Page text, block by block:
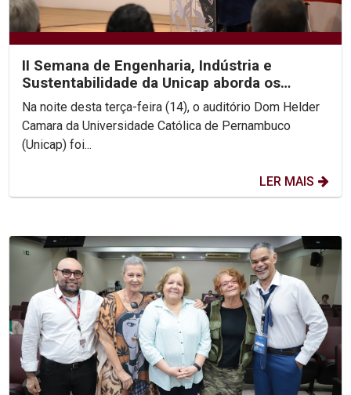
II Semana de Engenharia, Indústria e
Sustentabilidade da Unicap aborda os
desafios da Engenharia...
Na noite desta terça-feira (14), o auditório Dom Helder
Camara da Universidade Católica de Pernambuco
(Unicap) foi...
LER MAIS